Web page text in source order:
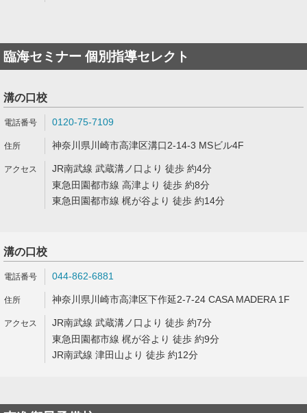
臨海セミナー 個別指導セレクト
溝の口校
0120-75-7109
神奈川県川崎市高津区溝口2-14-3 MSビル4F
JR南武線 武蔵溝ノ口より 徒歩 約4分
東急田園都市線 高津より 徒歩 約8分
東急田園都市線 梶が谷より 徒歩 約14分
溝の口校
044-862-6881
神奈川県川崎市高津区下作延2-7-24 CASA MADERA 1F
JR南武線 武蔵溝ノ口より 徒歩 約7分
東急田園都市線 梶が谷より 徒歩 約9分
JR南武線 津田山より 徒歩 約12分